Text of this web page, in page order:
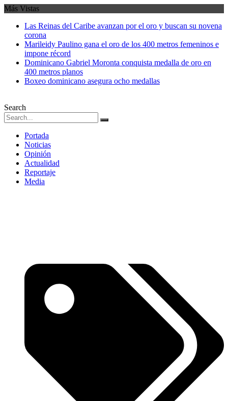
Más Vistas
Las Reinas del Caribe avanzan por el oro y buscan su novena
corona
Marileidy Paulino gana el oro de los 400 metros femeninos e
impone récord
Dominicano Gabriel Moronta conquista medalla de oro en
400 metros planos
Boxeo dominicano asegura ocho medallas
Search
Portada
Noticias
Opinión
Actualidad
Reportaje
Media